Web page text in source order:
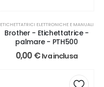
ETICHETTATRICI ELETTRONICHE E MANUALI
Brother - Etichettatrice -
palmare - PTH500
0,00 € Iva inclusa